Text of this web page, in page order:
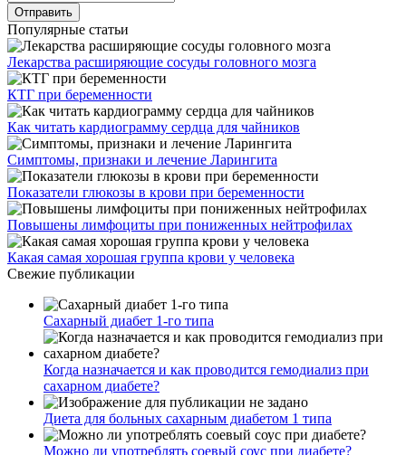
Популярные статьи
Лекарства расширяющие сосуды головного мозга
КТГ при беременности
Как читать кардиограмму сердца для чайников
Симптомы, признаки и лечение Ларингита
Показатели глюкозы в крови при беременности
Повышены лимфоциты при пониженных нейтрофилах
Какая самая хорошая группа крови у человека
Свежие публикации
Сахарный диабет 1-го типа
Когда назначается и как проводится гемодиализ при
сахарном диабете?
Диета для больных сахарным диабетом 1 типа
Можно ли употреблять соевый соус при диабете?